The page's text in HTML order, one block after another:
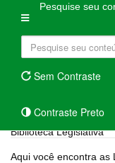
Pesquise seu
Sem Contraste
Contraste Preto
Biblioteca Legislativa
Aqui você encontra as Leis